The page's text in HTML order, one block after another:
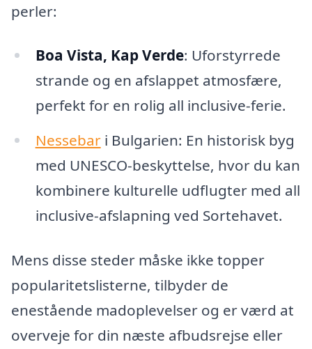
perler:
Boa Vista, Kap Verde: Uforstyrrede
strande og en afslappet atmosfære,
perfekt for en rolig all inclusive-ferie.
Nessebari Bulgarien: En historisk byg
med UNESCO-beskyttelse, hvor du kan
kombinere kulturelle udflugter med all
inclusive-afslapning ved Sortehavet.
Mens disse steder måske ikke topper
popularitetslisterne, tilbyder de
enestående madoplevelser og er værd at
overveje for din næste afbudsrejse eller